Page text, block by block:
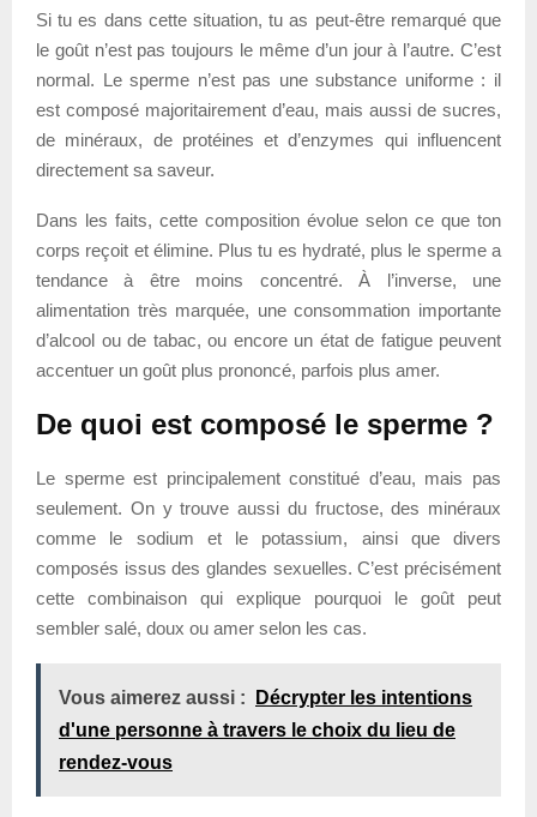
Si tu es dans cette situation, tu as peut-être remarqué que
le goût n’est pas toujours le même d’un jour à l’autre. C’est
normal. Le sperme n’est pas une substance uniforme : il
est composé majoritairement d’eau, mais aussi de sucres,
de minéraux, de protéines et d’enzymes qui influencent
directement sa saveur.
Dans les faits, cette composition évolue selon ce que ton
corps reçoit et élimine. Plus tu es hydraté, plus le sperme a
tendance à être moins concentré. À l’inverse, une
alimentation très marquée, une consommation importante
d’alcool ou de tabac, ou encore un état de fatigue peuvent
accentuer un goût plus prononcé, parfois plus amer.
De quoi est composé le sperme ?
Le sperme est principalement constitué d’eau, mais pas
seulement. On y trouve aussi du fructose, des minéraux
comme le sodium et le potassium, ainsi que divers
composés issus des glandes sexuelles. C’est précisément
cette combinaison qui explique pourquoi le goût peut
sembler salé, doux ou amer selon les cas.
Vous aimerez aussi :
Décrypter les intentions
d'une personne à travers le choix du lieu de
rendez-vous